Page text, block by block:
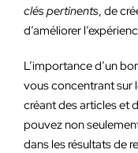
clés pertinents, de
d’améliorer
L’importance d’un
vous concentrant sur
créant des articles et
pouvez non
dans les résultats de